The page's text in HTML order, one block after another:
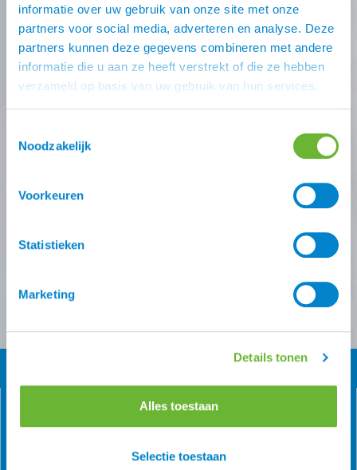
informatie over uw gebruik van onze site met onze
partners voor social media, adverteren en analyse. Deze
partners kunnen deze gegevens combineren met andere
informatie die u aan ze heeft verstrekt of die ze hebben
verzameld op basis van uw gebruik van hun services.
Noodzakelijk
Voorkeuren
Statistieken
Marketing
Details tonen
Alles toestaan
Selectie toestaan
Nooit meer de beste Atorka
deals missen?
10% kortingop
je eerste online bestelling van ons.
Ontvang onze nieuwsbrief
Als grootste online webwinkel voor IJslandse paarden in